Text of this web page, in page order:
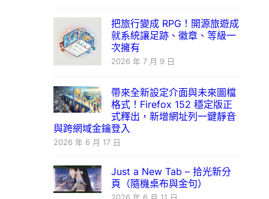
把旅行變成 RPG！開源旅遊成
就系統讓足跡、徽章、等級一
次擁有
2026 年 7 月 9 日
帶來全新設定介面與未來圖檔
格式！Firefox 152 穩定版正
式釋出，新增網址列一鍵靜音
與跨網域金鑰登入
2026 年 6 月 17 日
Just a New Tab – 拾光新分
頁（隨機桌布與金句）